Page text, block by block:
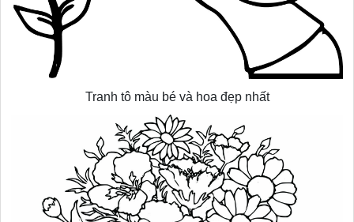
Tranh tô màu bé và hoa đẹp nhất